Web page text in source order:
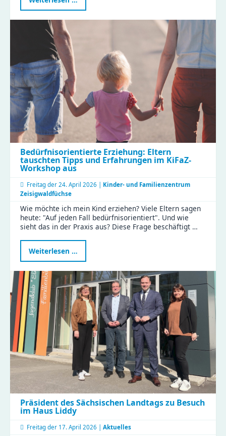
„Nachhaltigkeit
–
Bedürfnisorientierte Erziehung: Eltern
tauschten Tipps und Erfahrungen im KiFaZ-
Workshop aus
Freitag der 24. April 2026 | Kinder- und Familienzentrum
Zeisigwaldfüchse
Wie möchte ich mein Kind erziehen? Viele Eltern sagen
heute: "Auf jeden Fall bedürfnisorientiert". Und wie
sieht das in der Praxis aus? Diese Frage beschäftigt …
Weiterlesen …
Erziehung:
tauschten
Tipps
und
Erfahrungen
im
KiFaZ-
Workshop
aus
Präsident des Sächsischen Landtags zu Besuch
im Haus Liddy
Freitag der 17. April 2026 | Aktuelles